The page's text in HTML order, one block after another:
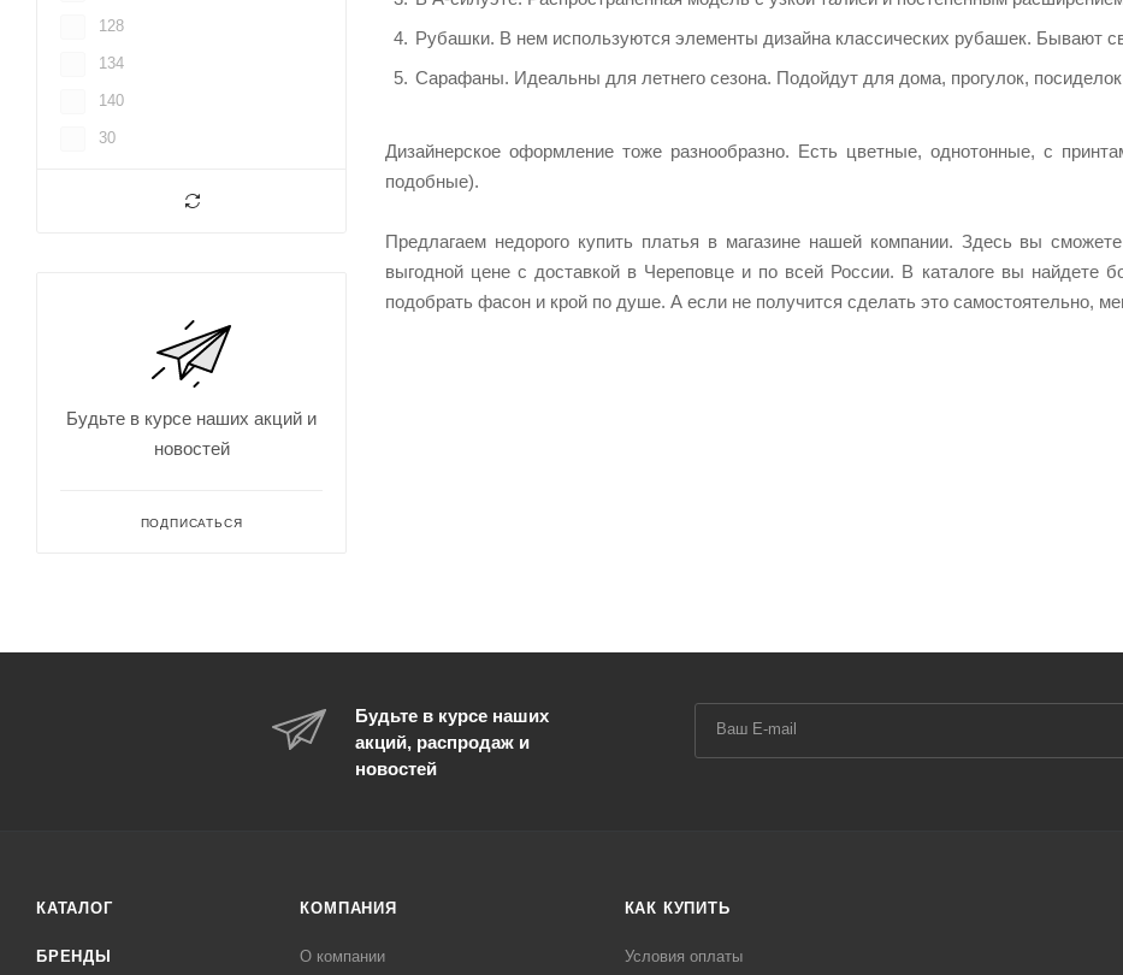
Рубашки. В нем используются элементы дизайна классических рубашек. Бывают
Сарафаны. Идеальны для летнего сезона. Подойдут для дома, прогулок,
Дизайнерское оформление тоже разнообразно. Есть цветные, однотонные, с
подобные).
Предлагаем недорого купить платья в магазине нашей компании. Здесь вы
выгодной цене с доставкой в Череповце и по всей России. В каталоге вы найдете
подобрать фасон и крой по душе. А если не получится сделать это самостоятельно,
128
134
140
30
Будьте в курсе наших акций и
новостей
ПОДПИСАТЬСЯ
Будьте в курсе наших
акций, распродаж и
новостей
КАТАЛОГ
БРЕНДЫ
КОМПАНИЯ
О компании
КАК КУПИТЬ
Условия оплаты